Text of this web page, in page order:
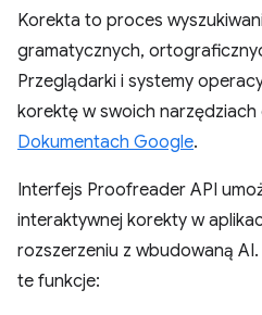
Korekta to proces
gramatycznych,
Przeglądarki i systemy
korektę w swoich narzędziach
Dokumentach Google.
Interfejs Proofreader API
interaktywnej korekty w
rozszerzeniu z wbudowaną
te funkcje: